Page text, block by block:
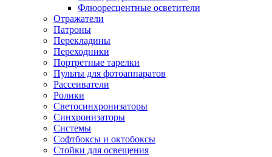
Флюоресцентные осветители
Отражатели
Патроны
Перекладины
Переходники
Портретные тарелки
Пульты для фотоаппаратов
Рассеиватели
Ролики
Светосинхронизаторы
Синхронизаторы
Системы
Софтбоксы и октобоксы
Стойки для освещения